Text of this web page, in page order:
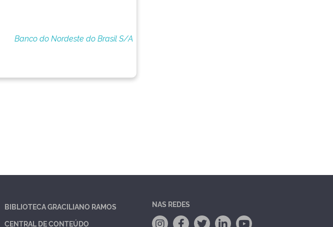
Banco do Nordeste do Brasil S/A
BIBLIOTECA GRACILIANO RAMOS
CENTRAL DE CONTEÚDO
NAS REDES